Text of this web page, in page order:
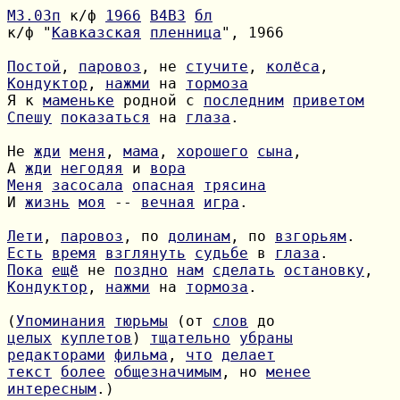
М3.03п к/ф 1966 B4B3
бл
к/ф " Кавказская пленница", 1966
Постой , паровоз , не стучите , колёса
Кондуктор , нажми на тормоза
Я к маменьке родной с последним приветом
Спешу
показаться на глаза .
Не жди меня , мама , хорошего сына
А жди негодяя и вора
Меня
засосала опасная
трясина
И жизнь моя -- вечная игра .
Лети , паровоз , по долинам , по взгорьям
Есть
время взглянуть судьбе в глаза
Пока
ещё не поздно нам сделать остановку
Кондуктор , нажми на тормоза .
( Упоминания тюрьмы (от слов
целых
куплетов ) тщательно
убраны
редакторами фильма , что делает
текст
более общезначимым , но менее
интересным.)